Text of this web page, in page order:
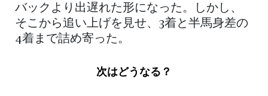
バックより出遅れた形になった。しかし、
そこから追い上げを見せ、3着と半馬身差の
4着まで詰め寄った。
次はどうなる？